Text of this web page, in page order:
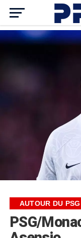
AUTOUR DU PSG
PSG/